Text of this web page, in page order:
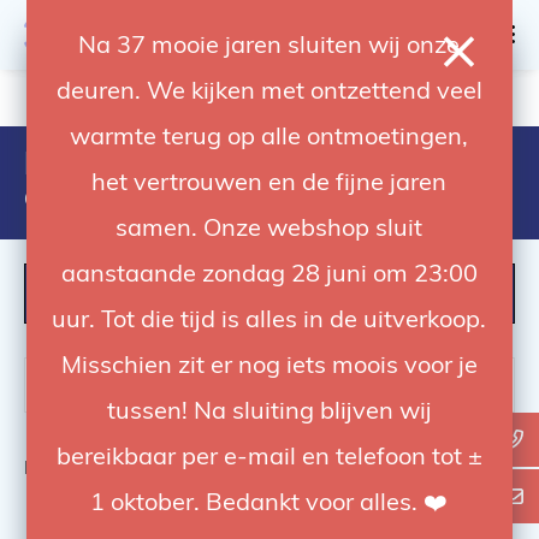
Na 37 mooie jaren sluiten wij onze
deuren. We kijken met ontzettend veel
warmte terug op alle ontmoetingen,
het vertrouwen en de fijne jaren
samen. Onze webshop sluit
aanstaande zondag 28 juni om 23:00
uur. Tot die tijd is alles in de uitverkoop.
Misschien zit er nog iets moois voor je
tussen! Na sluiting blijven wij
bereikbaar per e-mail en telefoon tot ±
1 oktober. Bedankt voor alles. ❤️
4.92 / 5 op trusted shops
Producten getagd met amaran
cob 60d
Bekijk0 van de 0 producten